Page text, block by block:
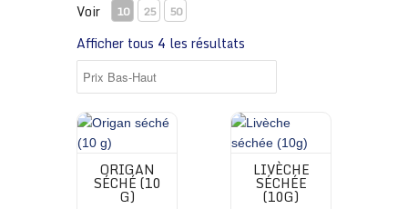
Voir 10 25 50
Afficher tous 4 les résultats
ORIGAN
SÉCHÉ (10
G)
LIVÈCHE
SÉCHÉE
(10G)